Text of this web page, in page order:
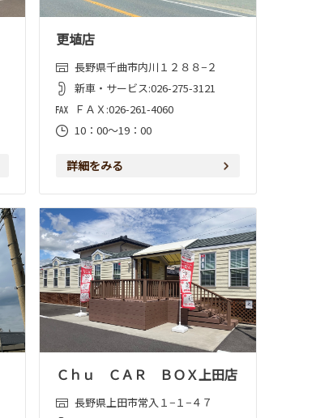
更埴店
長野県千曲市内川１２８８−２
新車・サービス:026-275-3121
ＦＡＸ:026-261-4060
10：00～19：00
詳細をみる
Ｃｈｕ ＣＡＲ ＢＯＸ上田店
長野県上田市常入１−１−４７